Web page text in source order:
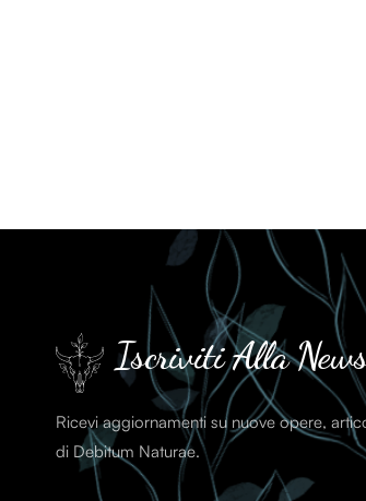
Iscriviti Alla
Ricevi aggiornamenti su nuove opere,
di Debitum Naturae.